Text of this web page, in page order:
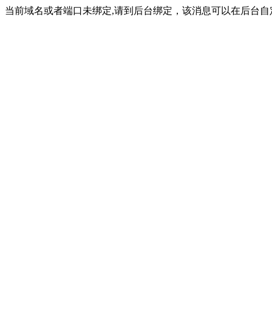
当前域名或者端口未绑定,请到后台绑定，该消息可以在后台自